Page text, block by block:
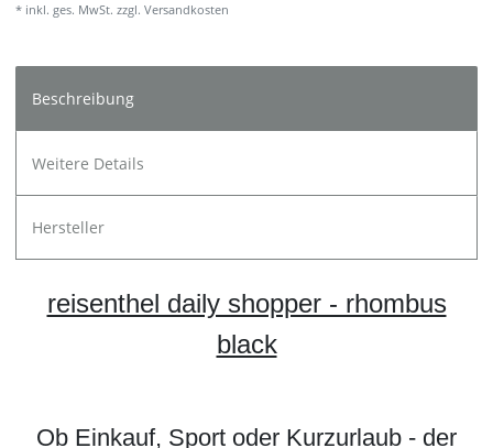
* inkl. ges. MwSt. zzgl. Versandkosten
Beschreibung
Weitere Details
Hersteller
reisenthel daily shopper - rhombus
black
Ob Einkauf, Sport oder Kurzurlaub - der